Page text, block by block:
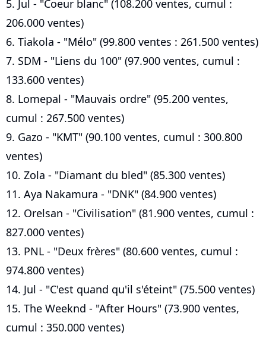
5. Jul - "Coeur blanc" (108.200 ventes, cumul :
206.000 ventes)
6. Tiakola - "Mélo" (99.800 ventes : 261.500 ventes)
7. SDM - "Liens du 100" (97.900 ventes, cumul :
133.600 ventes)
8. Lomepal - "Mauvais ordre" (95.200 ventes,
cumul : 267.500 ventes)
9. Gazo - "KMT" (90.100 ventes, cumul : 300.800
ventes)
10. Zola - "Diamant du bled" (85.300 ventes)
11. Aya Nakamura - "DNK" (84.900 ventes)
12. Orelsan - "Civilisation" (81.900 ventes, cumul :
827.000 ventes)
13. PNL - "Deux frères" (80.600 ventes, cumul :
974.800 ventes)
14. Jul - "C'est quand qu'il s'éteint" (75.500 ventes)
15. The Weeknd - "After Hours" (73.900 ventes,
cumul : 350.000 ventes)